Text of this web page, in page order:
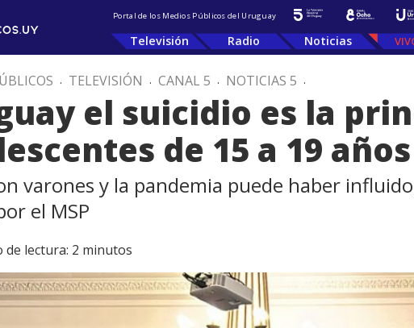
Portal de los Medios Públicos del Uruguay
Televisión Radio Noticias
. TELEVISIÓN . CANAL 5 . NOTICIAS 5 .
el suicidio es la
de 15 a 19 años
varones y la pandemia puede haber
el MSP
de lectura: 2 minutos